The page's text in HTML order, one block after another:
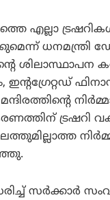
എല്ലാ
ശിലാസ്ഥാപന
ട്രഷറി
സര്‍ക്കാര്‍